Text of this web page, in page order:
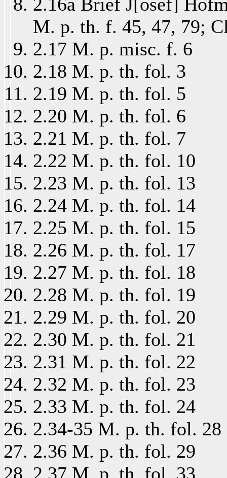
M. p. th. f. 45, 47, 79;
2.17 M. p. misc. f. 6
2.18 M. p. th. fol. 3
2.19 M. p. th. fol. 5
2.20 M. p. th. fol. 6
2.21 M. p. th. fol. 7
2.22 M. p. th. fol. 10
2.23 M. p. th. fol. 13
2.24 M. p. th. fol. 14
2.25 M. p. th. fol. 15
2.26 M. p. th. fol. 17
2.27 M. p. th. fol. 18
2.28 M. p. th. fol. 19
2.29 M. p. th. fol. 20
2.30 M. p. th. fol. 21
2.31 M. p. th. fol. 22
2.32 M. p. th. fol. 23
2.33 M. p. th. fol. 24
2.34-35 M. p. th. fol. 28
2.36 M. p. th. fol. 29
2.37 M. p. th. fol. 33